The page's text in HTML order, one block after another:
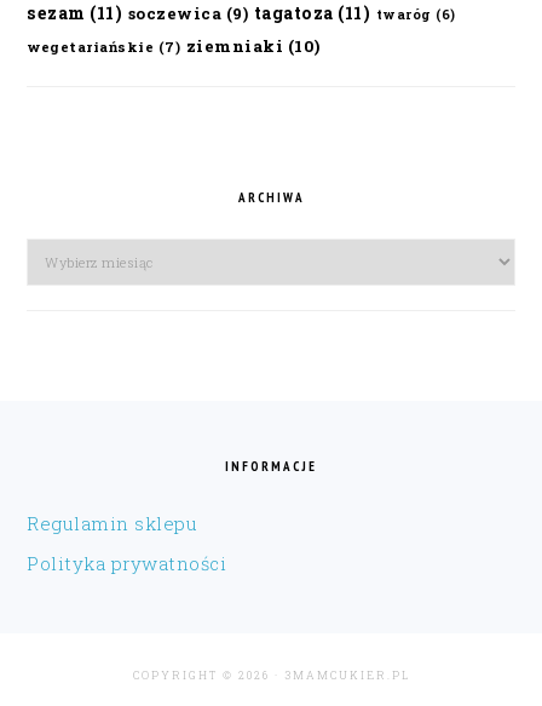
sezam (11) soczewica (9) tagatoza (11) twaróg (6)
wegetariańskie (7) ziemniaki (10)
ARCHIWA
Archiwa
INFORMACJE
Regulamin sklepu
Polityka prywatności
COPYRIGHT © 2026 · 3MAMCUKIER.PL